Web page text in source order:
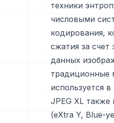
техники
числовыми
кодирования,
сжатия за счет
данных
традиционные
используется
JPEG XL
(eXtra Y, Blue-